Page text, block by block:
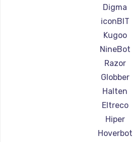
Ремонт
Ремонт
Ремонт
Digma
iconBIT
Kugoo
NineBot
Razor
Globber
Halten
Eltreco
Hiper
Hoverbot